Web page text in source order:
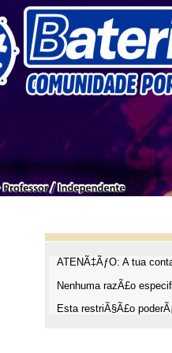
ATENÃ‡ÃƒO: A tua
Nenhuma razÃ£o
Esta restriÃ§Ã£o